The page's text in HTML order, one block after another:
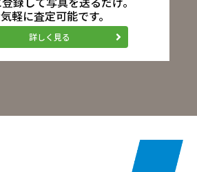
軽に査定可能です。
詳しく見る